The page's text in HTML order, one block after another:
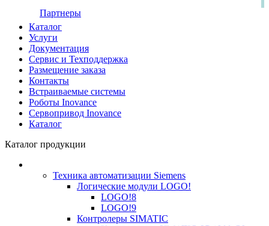
Партнеры
Каталог
Услуги
Документация
Сервис и Техподдержка
Размещение заказа
Контакты
Встраиваемые системы
Роботы Inovance
Сервопривод Inovance
Каталог
Каталог продукции
Техника автоматизации Siemens
Логические модули LOGO!
LOGO!8
LOGO!9
Контролеры SIMATIC